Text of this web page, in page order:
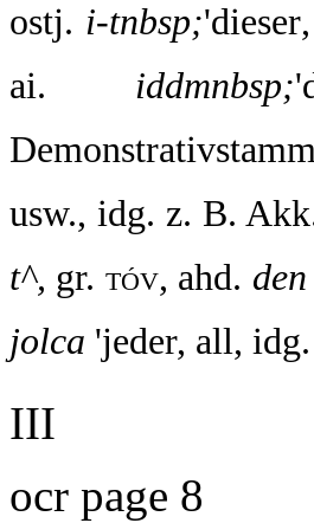
ostj. i-tnbsp;
ai. iddmnbsp;
usw., idg. z. B. Akk.
t^, gr. tóv, ahd. den
jolca 'jeder, all, idg.
III
ocr page 8